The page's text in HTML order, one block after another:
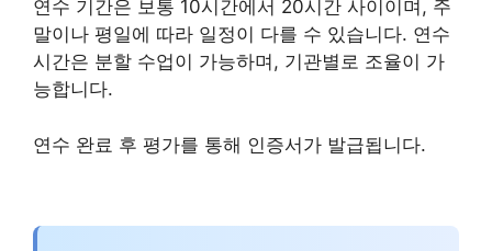
연수 기간은 보통 10시간에서 20시간 사이이며, 주
말이나 평일에 따라 일정이 다를 수 있습니다. 연수
시간은 분할 수업이 가능하며, 기관별로 조율이 가
능합니다.
연수 완료 후 평가를 통해 인증서가 발급됩니다.